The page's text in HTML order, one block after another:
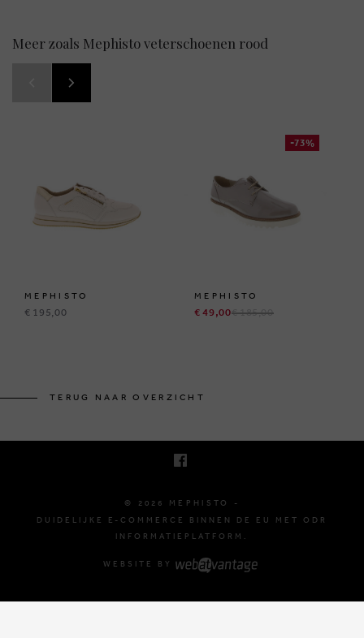
Meer zoals Mephisto veterschoenen rood
MEPHISTO
€ 195,00
-73%
MEPHISTO
€ 49,00€ 185,00
TERUG NAAR OVERZICHT
© 2026 MEPHISTO -
DUIDELIJKE E-COMMERCE BINNEN DE EU MET ODR
INFORMATIEPLATFORM.
WEBSITE BY